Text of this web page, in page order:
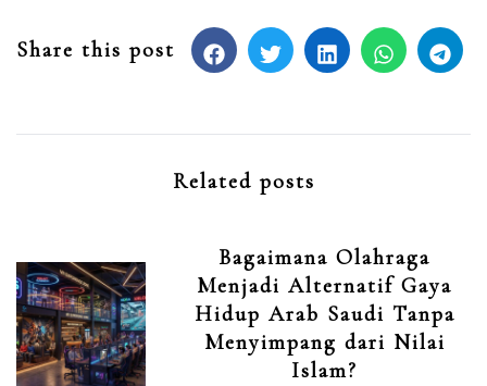
Share this post
Related posts
Bagaimana Olahraga
Menjadi Alternatif Gaya
Hidup Arab Saudi Tanpa
Menyimpang dari Nilai
Islam?